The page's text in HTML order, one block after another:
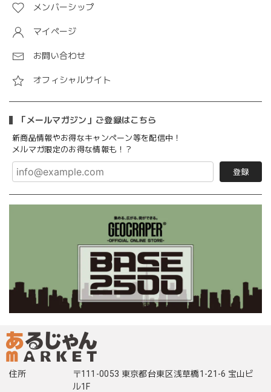
メンバーシップ
マイページ
お問い合わせ
オフィシャルサイト
「メールマガジン」ご登録はこちら
新商品情報やお得なキャンペーン等を配信中！
メルマガ限定のお得な情報も！？
登録
住所
〒111-0053 東京都台東区浅草橋1-21-6 宝山ビ
ル1F